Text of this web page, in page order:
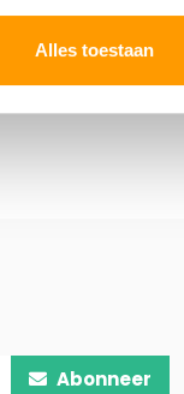
Alles toestaan
Abonneer